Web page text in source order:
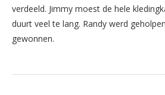
verdeeld. Jimmy moest de hele
duurt veel te lang. Randy werd
gewonnen.